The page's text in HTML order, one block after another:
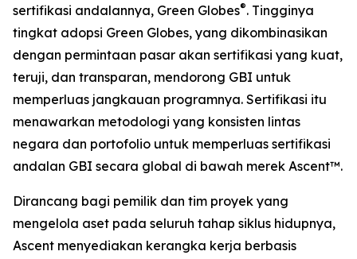
sertifikasi andalannya, Green Globes®. Tingginya
tingkat adopsi Green Globes, yang dikombinasikan
dengan permintaan pasar akan sertifikasi yang kuat,
teruji, dan transparan, mendorong GBI untuk
memperluas jangkauan programnya. Sertifikasi itu
menawarkan metodologi yang konsisten lintas
negara dan portofolio untuk memperluas sertifikasi
andalan GBI secara global di bawah merek Ascent™.
Dirancang bagi pemilik dan tim proyek yang
mengelola aset pada seluruh tahap siklus hidupnya,
Ascent menyediakan kerangka kerja berbasis